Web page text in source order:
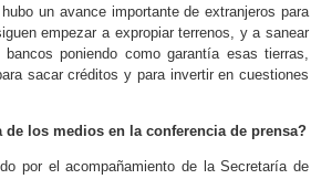
un avance importante de extranjeros para
empezar a expropiar terrenos, y a sanear
poniendo como garantía esas tierras,
sacar créditos y para invertir en cuestiones
los medios en la conferencia de prensa?
por el acompañamiento de la Secretaría de